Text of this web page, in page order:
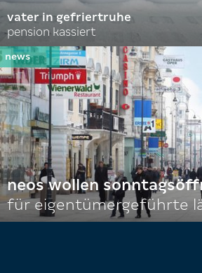
vater in gefriertruhe
pension kassiert
neos wollen
für eigentümergeführte